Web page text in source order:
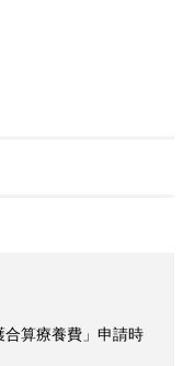
算療養費」申請時